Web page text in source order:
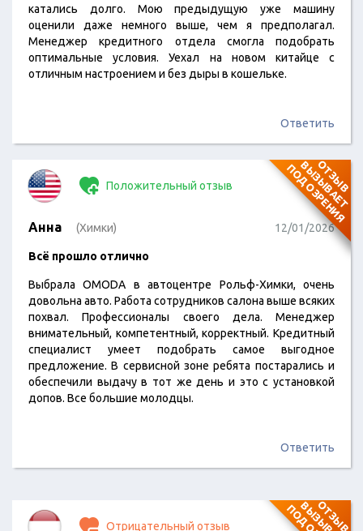
катались долго. Мою предыдущую уже машину
оценили даже немного выше, чем я предполагал.
Менеджер кредитного отдела смогла подобрать
оптимальные условия. Уехал на новом китайце с
отличным настроением и без дыры в кошельке.
Ответить
О
Т
З
Ы
В
В
Ы
З
Ы
В
А
Е
Т
П
О
Д
О
З
Р
Е
Н
И
Я
Положительный отзыв
Анна (Химки) 12/01/2026
Всё прошло отлично
Выбрала OMODA в автоцентре Рольф-Химки, очень
довольна авто. Работа сотрудников салона выше всяких
похвал. Профессионалы своего дела. Менеджер
внимательный, компетентный, корректный. Кредитный
специалист умеет подобрать самое выгодное
предложение. В сервисной зоне ребята постарались и
обеспечили выдачу в тот же день и это с установкой
допов. Все большие молодцы.
Ответить
О
Т
З
Ы
В
В
Ы
З
Ы
В
А
Е
Т
О
Д
О
З
Р
Е
Н
И
Отрицательный отзыв